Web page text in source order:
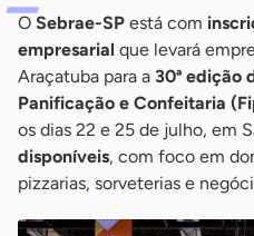
O Sebrae-SP está com
empresarial que levará
Araçatuba para a 30ª edição
Panificação e Confeitaria
os dias 22 e 25 de julho, em
disponíveis, com foco em
pizzarias, sorveterias e